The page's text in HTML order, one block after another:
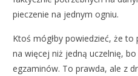
pieczenie na jednym ogniu.
Ktoś mógłby powiedzieć, że
na więcej niż jedną uczelnię,
egzaminów. To prawda, ale z